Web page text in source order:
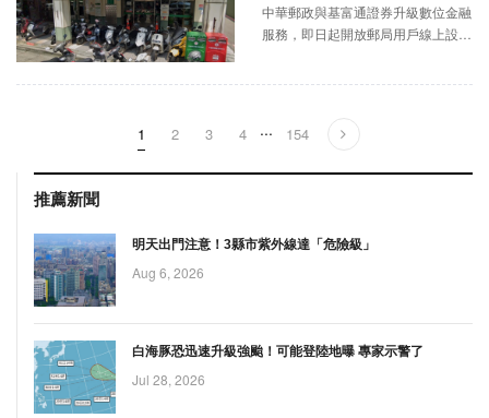
中華郵政與基富通證券升級數位金融
服務，即日起開放郵局用戶線上設定
1 2 3 4 ... 154
推薦新聞
明天出門注意！3縣市紫外線達「危險級」
Aug 6, 2026
白海豚恐迅速升級強颱！可能登陸地曝 專家示警了
Jul 28, 2026